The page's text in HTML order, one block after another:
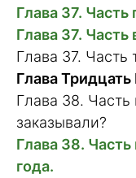
Глава 37.
Глава 37.
Глава 37. Часть
Глава
Глава 38.
заказывали?
Глава 38.
года.